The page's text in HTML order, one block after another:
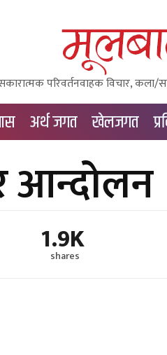
परिवर्तनवाहक विचार, कला/
अर्थ जगत खेलजगत
आन्दोलन
1.9K
shares